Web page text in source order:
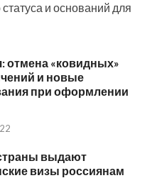
и оснований для
отмена «ковидных»
и новые
при оформлении
выдают
визы россиянам